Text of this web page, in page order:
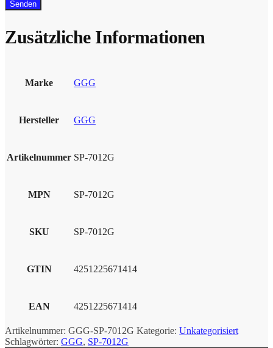
Zusätzliche Informationen
Marke GGG
Hersteller GGG
Artikelnummer SP-7012G
MPN SP-7012G
SKU SP-7012G
GTIN 4251225671414
EAN 4251225671414
Artikelnummer: GGG-SP-7012G Kategorie: Unkategorisiert
Schlagwörter: GGG, SP-7012G